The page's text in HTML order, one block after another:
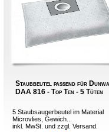
Staubbeutel passend für
DAA 816 - Top Ten - 5 Tüten
5 Staubsaugerbeutel im Material
Microvlies, Gewich...
inkl. MwSt. und zzgl.Versand